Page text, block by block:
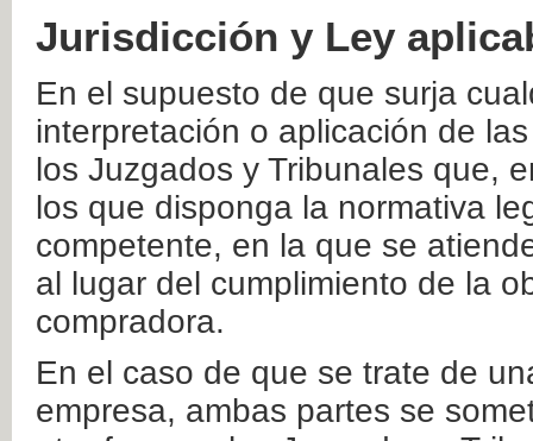
Jurisdicción y Ley
En el supuesto de que surja
interpretación o aplicación de
los Juzgados y Tribunales que,
los que disponga la normativa
competente, en la que se
al lugar del cumplimiento de la
compradora.
En el caso de que se trate de
empresa, ambas partes se